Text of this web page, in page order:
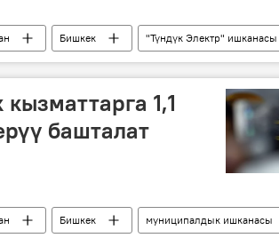
Бишкек
"Түндүк Электр" ишканасы
1,1
башталат
Бишкек
муниципалдык ишканасы